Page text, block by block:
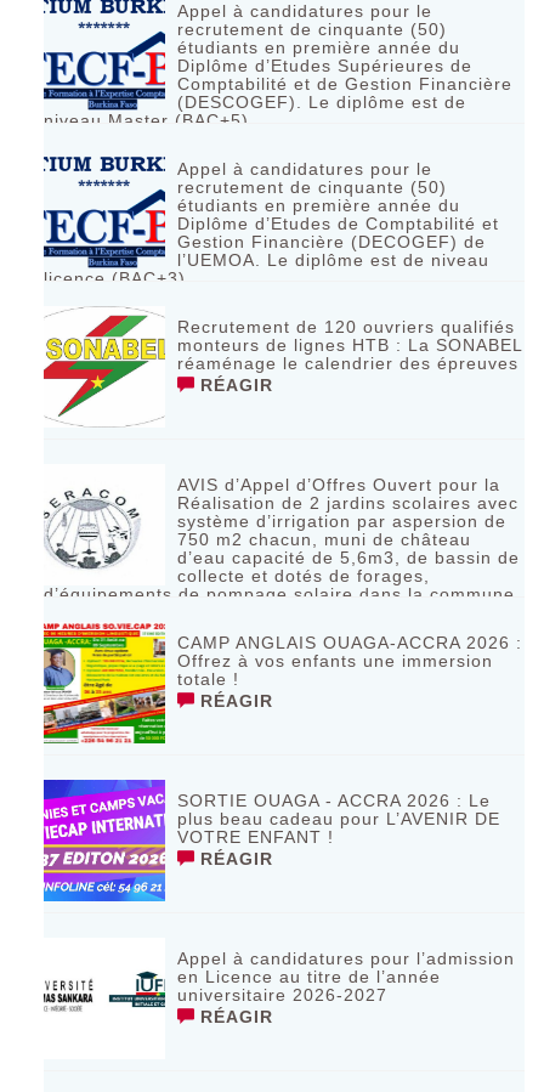
Appel à candidatures pour le
recrutement de cinquante (50)
étudiants en première année du
Diplôme d’Etudes Supérieures de
Comptabilité et de Gestion Financière
(DESCOGEF). Le diplôme est de
niveau Master (BAC+5)
Appel à candidatures pour le
recrutement de cinquante (50)
étudiants en première année du
Diplôme d’Etudes de Comptabilité et
Gestion Financière (DECOGEF) de
l’UEMOA. Le diplôme est de niveau
licence (BAC+3)
Recrutement de 120 ouvriers qualifiés
monteurs de lignes HTB : La SONABEL
réaménage le calendrier des épreuves
RÉAGIR
AVIS d’Appel d’Offres Ouvert pour la
Réalisation de 2 jardins scolaires avec
système d’irrigation par aspersion de
750 m2 chacun, muni de château
d’eau capacité de 5,6m3, de bassin de
collecte et dotés de forages,
d’équipements de pompage solaire dans la commune
RÉAGIR
CAMP ANGLAIS OUAGA-ACCRA 2026 :
Offrez à vos enfants une immersion
totale !
RÉAGIR
SORTIE OUAGA - ACCRA 2026 : Le
plus beau cadeau pour L’AVENIR DE
VOTRE ENFANT !
RÉAGIR
Appel à candidatures pour l’admission
en Licence au titre de l’année
universitaire 2026-2027
RÉAGIR